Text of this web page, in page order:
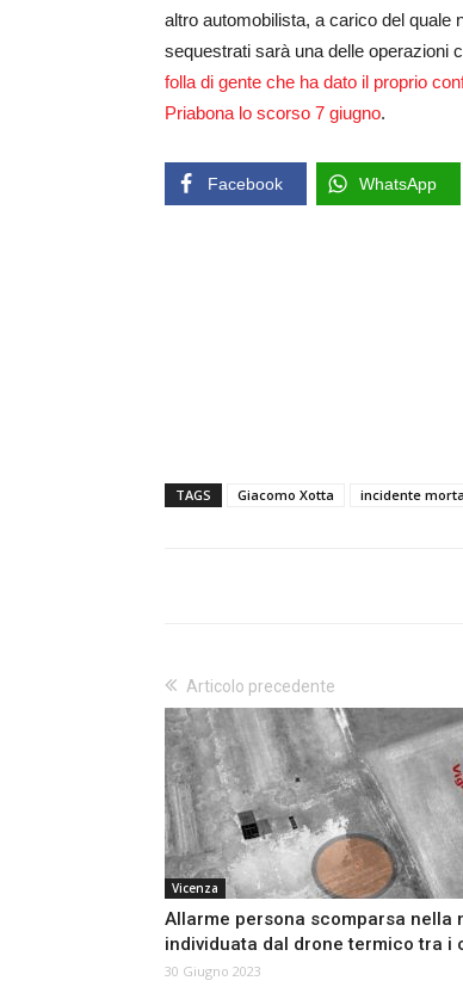
altro automobilista, a carico del quale
sequestrati sarà una delle operazioni
folla di gente che ha dato il proprio
Priabona lo scorso 7 giugno.
Facebook WhatsApp
TAGS Giacomo Xotta incidente
Articolo precedente
Vicenza
Allarme persona scomparsa nella
individuata dal drone termico tra i
30 Giugno 2023